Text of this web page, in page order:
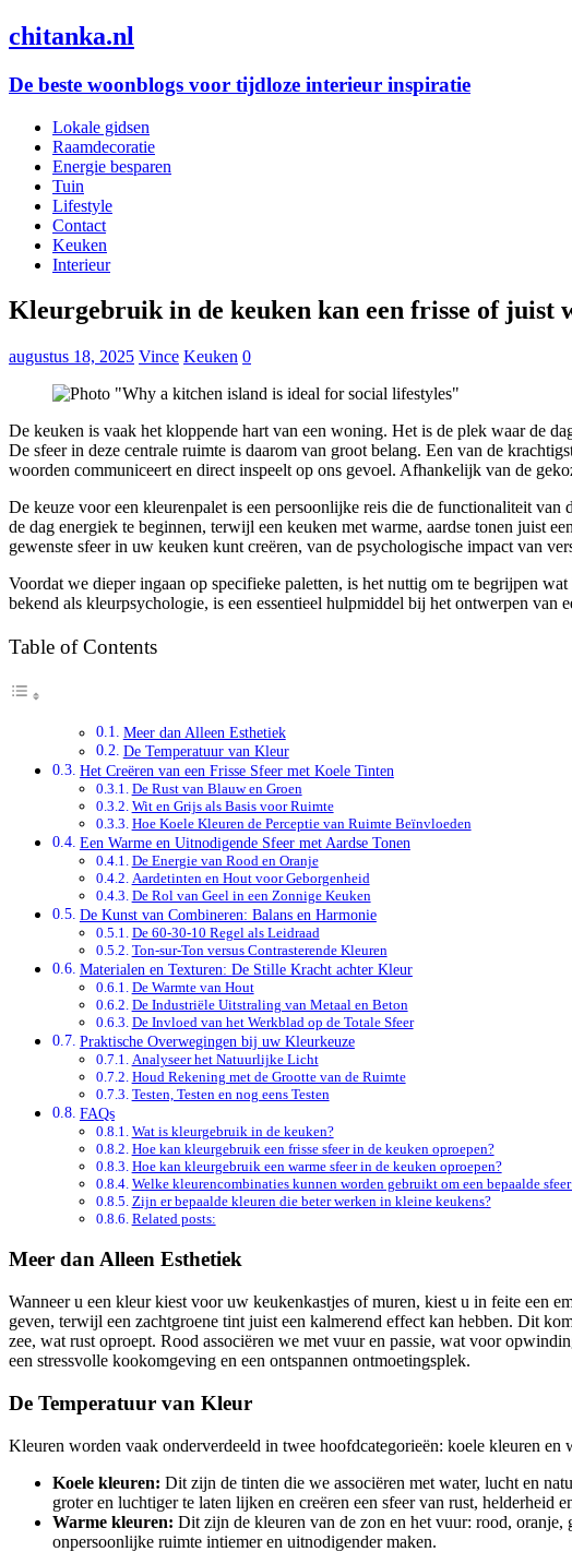
chitanka.nl
De beste woonblogs voor tijdloze interieur inspiratie
Lokale gidsen
Raamdecoratie
Energie besparen
Tuin
Lifestyle
Contact
Keuken
Interieur
Kleurgebruik in de keuken kan een frisse of juist
augustus 18, 2025 Vince Keuken 0
De keuken is vaak het kloppende hart van een woning. Het is de plek waar de
De sfeer in deze centrale ruimte is daarom van groot belang. Een van de
woorden communiceert en direct inspeelt op ons gevoel. Afhankelijk van de
De keuze voor een kleurenpalet is een persoonlijke reis die de functionaliteit
de dag energiek te beginnen, terwijl een keuken met warme, aardse tonen juist
gewenste sfeer in uw keuken kunt creëren, van de psychologische impact van
Voordat we dieper ingaan op specifieke paletten, is het nuttig om te begrijpen
bekend als kleurpsychologie, is een essentieel hulpmiddel bij het ontwerpen van
Table of Contents
Meer dan Alleen Esthetiek
De Temperatuur van Kleur
Het Creëren van een Frisse Sfeer met Koele Tinten
De Rust van Blauw en Groen
Wit en Grijs als Basis voor Ruimte
Hoe Koele Kleuren de Perceptie van Ruimte Beïnvloeden
Een Warme en Uitnodigende Sfeer met Aardse Tonen
De Energie van Rood en Oranje
Aardetinten en Hout voor Geborgenheid
De Rol van Geel in een Zonnige Keuken
De Kunst van Combineren: Balans en Harmonie
De 60-30-10 Regel als Leidraad
Ton-sur-Ton versus Contrasterende Kleuren
Materialen en Texturen: De Stille Kracht achter Kleur
De Warmte van Hout
De Industriële Uitstraling van Metaal en Beton
De Invloed van het Werkblad op de Totale Sfeer
Praktische Overwegingen bij uw Kleurkeuze
Analyseer het Natuurlijke Licht
Houd Rekening met de Grootte van de Ruimte
Testen, Testen en nog eens Testen
FAQs
Wat is kleurgebruik in de keuken?
Hoe kan kleurgebruik een frisse sfeer in de keuken oproepen?
Hoe kan kleurgebruik een warme sfeer in de keuken oproepen?
Welke kleurencombinaties kunnen worden gebruikt om een bepaalde
Zijn er bepaalde kleuren die beter werken in kleine keukens?
Related posts:
Meer dan Alleen Esthetiek
Wanneer u een kleur kiest voor uw keukenkastjes of muren, kiest u in feite een
geven, terwijl een zachtgroene tint juist een kalmerend effect kan hebben. Dit
zee, wat rust oproept. Rood associëren we met vuur en passie, wat voor
een stressvolle kookomgeving en een ontspannen ontmoetingsplek.
De Temperatuur van Kleur
Kleuren worden vaak onderverdeeld in twee hoofdcategorieën: koele kleuren en
Koele kleuren: Dit zijn de tinten die we associëren met water, lucht en
groter en luchtiger te laten lijken en creëren een sfeer van rust, helderheid
Warme kleuren: Dit zijn de kleuren van de zon en het vuur: rood, oranje,
onpersoonlijke ruimte intiemer en uitnodigender maken.